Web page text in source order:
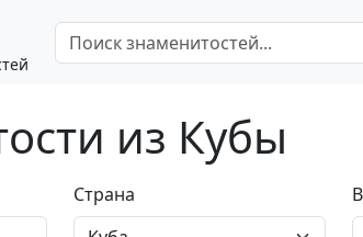
из Кубы
Страна